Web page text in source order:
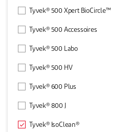
Tyvek® 500 Xpert BioCircle™
Tyvek® 500 Accessoires
Tyvek® 500 Labo
Tyvek® 500 HV
Tyvek® 600 Plus
Tyvek® 800 J
Tyvek® IsoClean®